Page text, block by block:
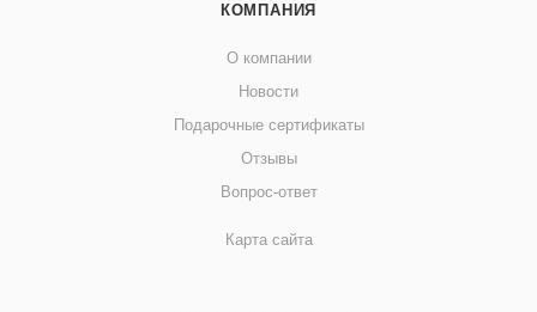
КОМПАНИЯ
О компании
Новости
Подарочные сертификаты
Отзывы
Вопрос-ответ
Карта сайта